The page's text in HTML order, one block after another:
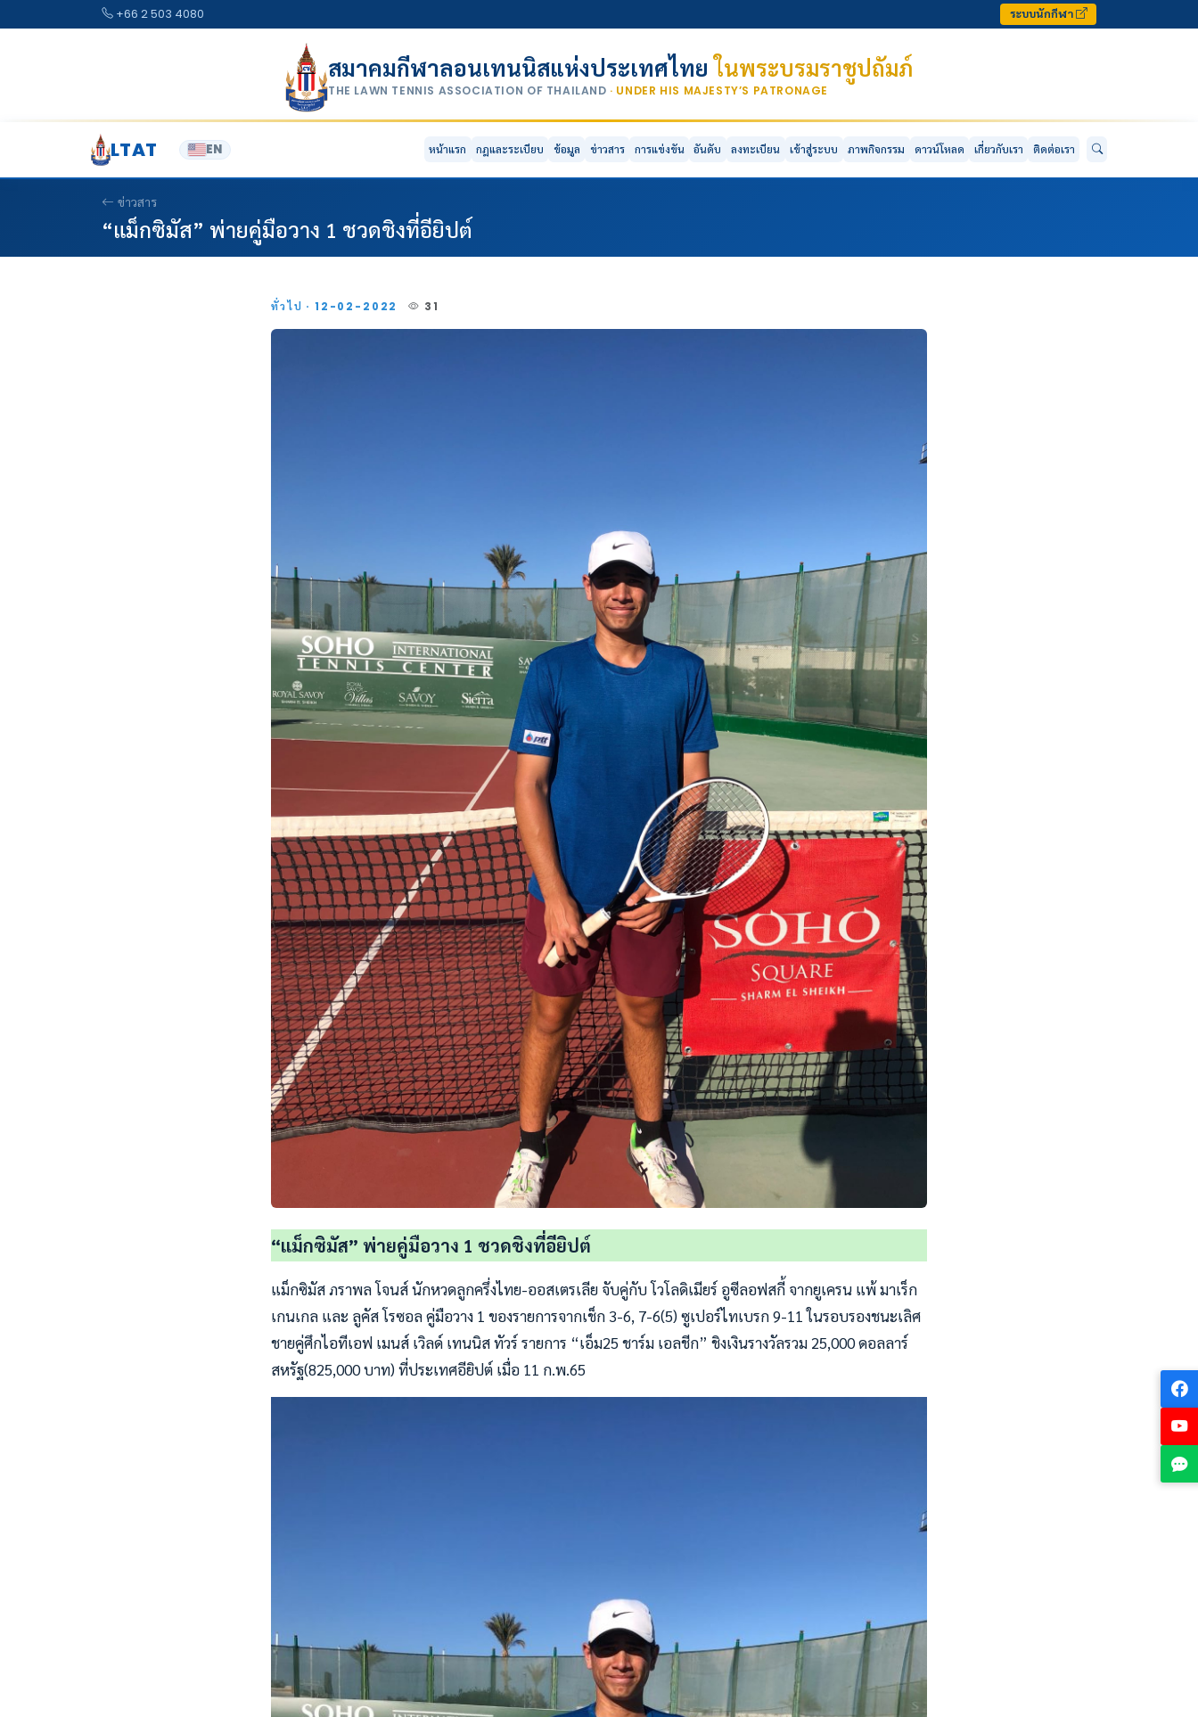
+66 2 503 4080 ระบบนักกีฬา
สมาคมกีฬาลอนเทนนิสแห่งประเทศไทยในพระบรมราชูปถัมภ์
THE LAWN TENNIS ASSOCIATION OF THAILAND · UNDER HIS MAJESTY’S PATRONAGE
LTAT EN หน้าแรก กฎและระเบียบ ข้อมูล ข่าวสาร การแข่งขัน อันดับ ลงทะเบียน เข้าสู่ระบบ ภาพกิจกรรม ดาวน์โหลด เกี่ยวกับเรา ติดต่อเรา
ข่าวสาร
“แม็กซิมัส” พ่ายคู่มือวาง 1 ชวดชิงที่อียิปต์
ทั่วไป · 12-02-2022 31
“แม็กซิมัส” พ่ายคู่มือวาง 1 ชวดชิงที่อียิปต์
แม็กซิมัส ภราพล โจนส์ นักหวดลูกครึ่งไทย-ออสเตรเลีย จับคู่กับ โวโลดิเมียร์ อูซีลอฟสกี้ จากยูเครน แพ้ มาเร็ก
เกนเกล และ ลูคัส โรซอล คู่มือวาง 1 ของรายการจากเช็ก 3-6, 7-6(5) ซูเปอร์ไทเบรก 9-11 ในรอบรองชนะเลิศ
ชายคู่ศึกไอทีเอฟ เมนส์ เวิลด์ เทนนิส ทัวร์ รายการ “เอ็ม25 ชาร์ม เอลชีก” ชิงเงินรางวัลรวม 25,000 ดอลลาร์
สหรัฐ(825,000 บาท) ที่ประเทศอียิปต์ เมื่อ 11 ก.พ.65